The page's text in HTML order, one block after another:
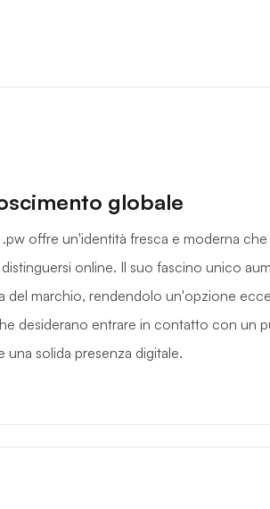
globale
offre un'identità fresca e moderna che
online. Il suo fascino unico
del marchio, rendendolo un'opzione
desiderano entrare in contatto con un
una solida presenza digitale.